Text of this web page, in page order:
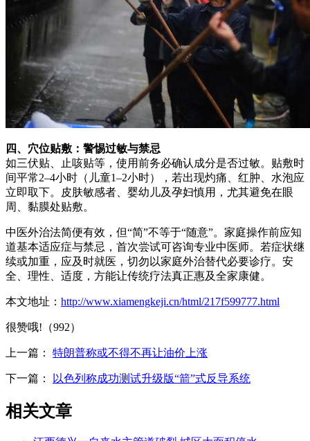
四、穴位贴敷：警惕过敏与禁忌
如三伏贴、止咳贴等，使用前务必确认成分是否过敏。贴敷时
间平常2–4小时（儿童1–2小时），若出现灼痛、红肿、水泡应
立即取下。皮肤敏感者、婴幼儿及孕妇慎用，尤其避免在眼
周、黏膜处贴敷。
中医外治法简便有效，但“简”不等于“随意”。家庭操作前应知
道基本适应症与禁忌，首次尝试可咨询专业中医师。若症状继
续或加重，应及时就医，切勿以家庭外治替代必要诊疗。安
全、理性、适度，方能让传统疗法真正惠及全家康健。
本文地址： http://www.xiamengkeji.cn/html/217f599777.html
很赞哦!（992）
上一篇： 特朗普称或不得不再让油价上涨
下一篇： 以色列称成功测试升级版“箭”式反导系统
相关文章